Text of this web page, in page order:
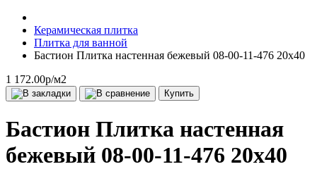
Керамическая плитка
Плитка для ванной
Бастион Плитка настенная бежевый 08-00-11-476 20х40
1 172.00р/м2
Купить
Бастион Плитка настенная
бежевый 08-00-11-476 20х40